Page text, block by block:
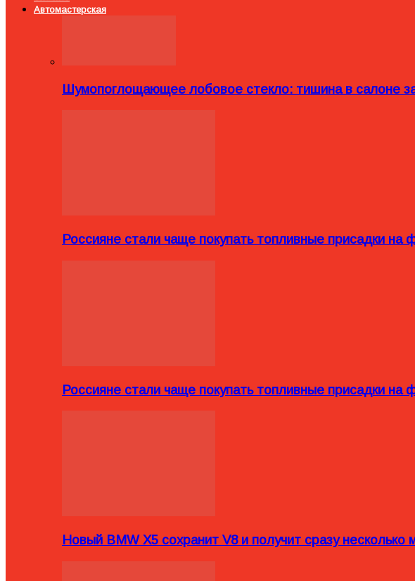
Автомастерская
Шумопоглощающее лобовое стекло: тишина в салоне
Россияне стали чаще покупать топливные присадки на
Россияне стали чаще покупать топливные присадки на
Новый BMW X5 сохранит V8 и получит сразу